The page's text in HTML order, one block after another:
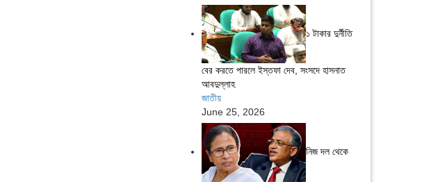
১ টাকার দুর্নীতি
বের করতে পারলে ইস্তফা দেব, সংসদে হাসনাত
আবদুল্লাহ
জাতীয়
June 25, 2026
নিজ দল থেকে